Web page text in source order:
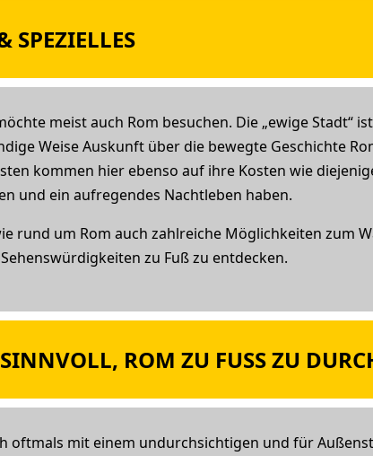
SPEZIELLES
meist auch Rom besuchen. Die „ewige Stadt“
Weise Auskunft über die bewegte Geschichte
kommen hier ebenso auf ihre Kosten wie
und ein aufregendes Nachtleben haben.
rund um Rom auch zahlreiche Möglichkeiten zum
zu Fuß zu entdecken.
ROM ZU FUSS ZU
oftmals mit einem undurchsichtigen und für